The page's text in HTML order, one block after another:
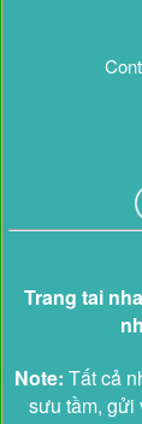
Trang tai
Note: Tất cả
sưu tầm, gửi